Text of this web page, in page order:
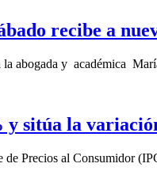
recibe a
abogada y académica
sitúa la
Precios al Consumidor